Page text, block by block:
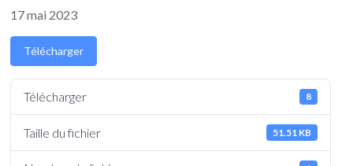
17 mai 2023
Télécharger
Télécharger 8
Taille du fichier 51.51 KB